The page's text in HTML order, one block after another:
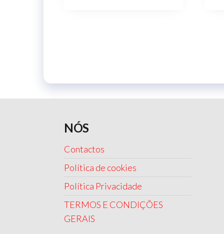
NÓS
Contactos
Política de cookies
Política Privacidade
TERMOS E CONDIÇÕES
GERAIS